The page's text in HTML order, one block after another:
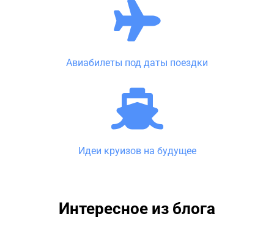
Авиабилеты под даты поездки
Идеи круизов на будущее
Интересное из блога